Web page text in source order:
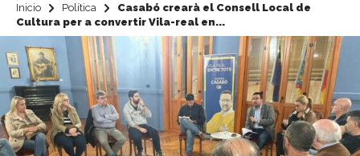
Inicio Política
Casabó crearà el Consell Local de
Cultura per a convertir Vila-real en...